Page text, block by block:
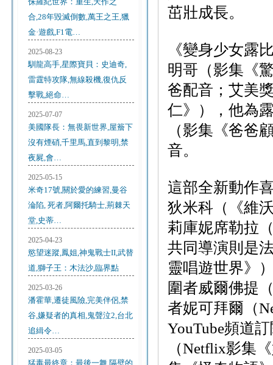
合,28年毀滅倒數,萬王之王,獵
金·遊戲,F1電…
2025-08-23
馴龍高手,星際寶貝：史迪奇,
雷霆特攻隊,無線殺機,復仇反
擊戰,絕命…
2025-07-07
美國隊長：無畏新世界,屋簷下
沒有煙硝,千里馬,直到黎明,禁
夜屍,會…
2025-05-15
米奇17號,關於愛的練習,曼谷
淪陷, 死者,阿爾托騎士,荊棘天
堂,史蒂…
2025-04-23
慾望迷蹤,鳳姐,神鬼戰士II,武替
道,獅子王：木法沙,臨界點
2025-03-26
潘霍華,遷徒風險,完美伴侶,禁
谷,嫌疑者的真相,鬼聲泣2,台北
追緝令…
2025-03-05
猛毒最終章：最後一舞,隔壁的
茁壯成長。
《變身少女露
明哥（影集《
爸配音；艾美
仁》），他為
（影集《爸爸
音。
這部全新動作
狄米科（《維
莉庫妮席勒拉
共同導演則是
靈唱遊世界》
圍者威爾佛提
者妮可拜爾（
YouTube頻道
（Netflix影集